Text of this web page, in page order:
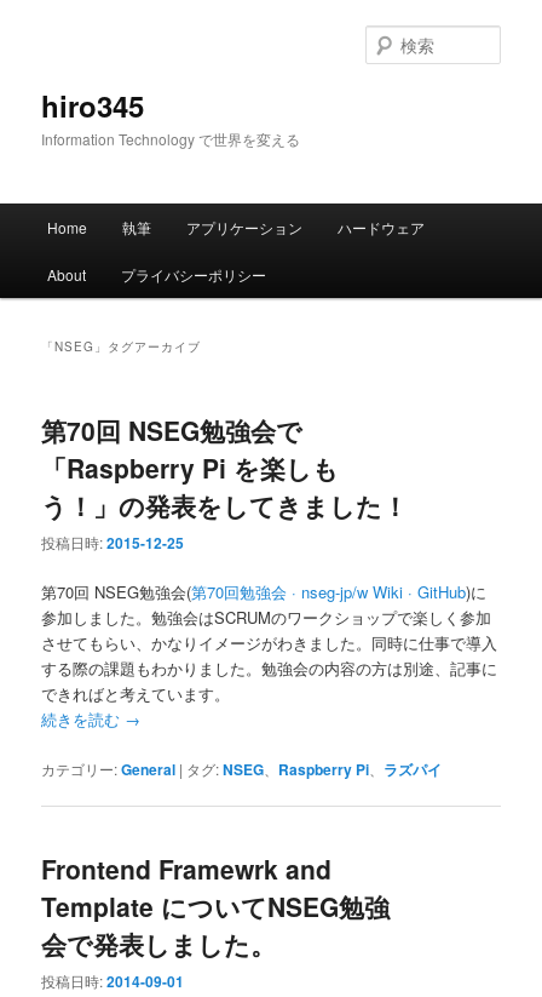
hiro345
Information Technology で世界を変える
索
メ
Home 執筆 アプリケーション ハードウェア
About プライバシーポリシー
「NSEG 」タグアーカイブ
第70回 NSEG勉強会で
「Raspberry Pi を楽しも
う！」の発表をしてきました！
投稿日時:2015-12-25
第70回 NSEG勉強会(第70回勉強会 · nseg-jp/w Wiki · GitHub)に
参加しました。勉強会はSCRUMのワークショップで楽しく参加
させてもらい、かなりイメージがわきました。同時に仕事で導入
する際の課題もわかりました。勉強会の内容の方は別途、記事に
できればと考えています。
続きを読む →
カテゴリー:General | タグ:NSEG Raspberry Pi ラズパイ
Frontend Framewrk and
Template についてNSEG勉強
会で発表しました。
投稿日時:2014-09-01